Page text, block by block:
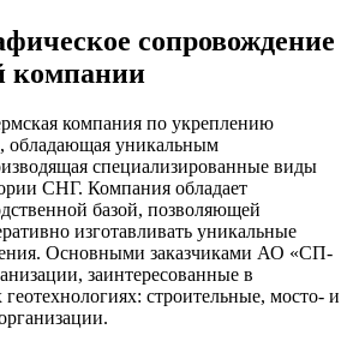
сопровождение
компании
компания по укреплению
обладающая уникальным
специализированные виды
СНГ. Компания обладает
базой, позволяющей
изготавливать уникальные
Основными заказчиками АО «СП-
заинтересованные в
строительные, мосто- и